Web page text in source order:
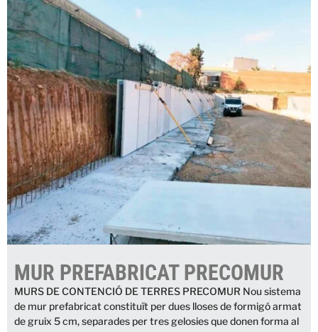
MUR PREFABRICAT PRECOMUR
MURS DE CONTENCIÓ DE TERRES PRECOMUR Nou sistema
de mur prefabricat constituït per dues lloses de formigó armat
de gruix 5 cm, separades per tres gelosies que donen forma al